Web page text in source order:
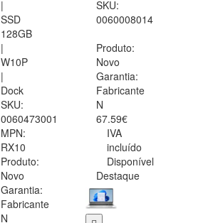
|
SSD
128GB
|
W10P
|
Dock
SKU:
0060473001
MPN:
RX10
Produto:
Novo
Garantia:
Fabricante
N
SKU:
0060008014
Produto:
Novo
Garantia:
Fabricante
N
67.59€
IVA
incluído
Disponível
Destaque